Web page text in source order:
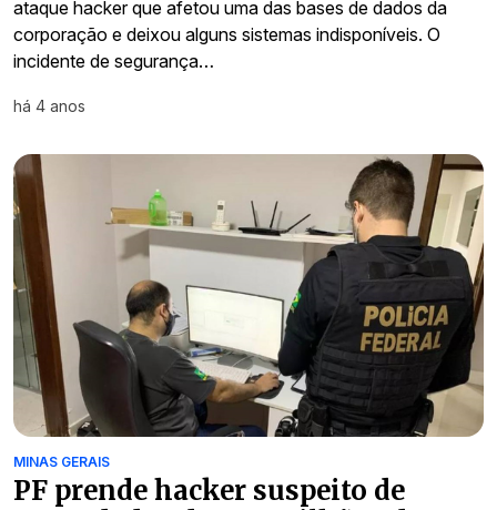
ataque hacker que afetou uma das bases de dados da
corporação e deixou alguns sistemas indisponíveis. O
incidente de segurança…
há 4 anos
MINAS GERAIS
PF prende hacker suspeito de